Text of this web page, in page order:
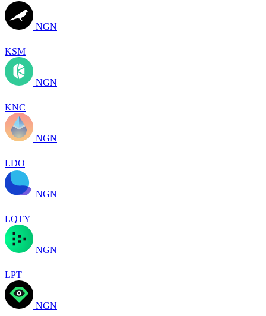
NGN
KSM
NGN
KNC
NGN
LDO
NGN
LQTY
NGN
LPT
NGN